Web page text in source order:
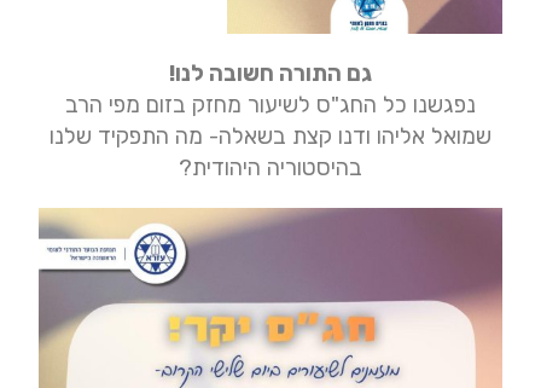
גם התורה חשובה לנו!
נפגשנו כל החג"ס לשיעור מחזק בזום מפי הרב
שמואל אליהו ודנו קצת בשאלה- מה התפקיד שלנו
בהיסטוריה היהודית?